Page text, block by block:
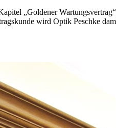
„Goldener
wird Optik Peschke